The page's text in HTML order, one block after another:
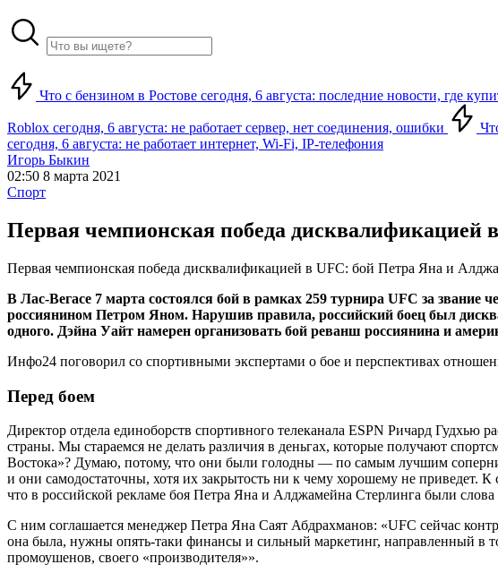
Что с бензином в Ростове сегодня, 6 августа: последние новости, где
Roblox сегодня, 6 августа: не работает сервер, нет соединения, ошибки
сегодня, 6 августа: не работает интернет, Wi-Fi, IP-телефония
Игорь Быкин
02:50 8 марта 2021
Спорт
Первая чемпионская победа
Первая чемпионская победа дисквалификацией в UFC: бой Петра Яна и
В Лас-Вегасе 7 марта состоялся бой в рамках 259 турнира UFC за
россиянином Петром Яном. Нарушив правила, российский боец был
одного. Дэйна Уайт намерен организовать бой реванш россиянина и
Инфо24 поговорил со спортивными экспертами о бое и перспективах
Перед боем
Директор отдела единоборств спортивного телеканала ESPN Ричард
страны. Мы стараемся не делать различия в деньгах, которые получают
Востока»? Думаю, потому, что они были голодны — по самым лучшим
и они самодостаточны, хотя их закрытость ни к чему хорошему не
что в российской рекламе боя Петра Яна и Алджамейна Стерлинга были
С ним соглашается менеджер Петра Яна Саят Абдрахманов: «UFC сейчас
она была, нужны опять-таки финансы и сильный маркетинг, направленный в
промоушенов, своего «производителя»».